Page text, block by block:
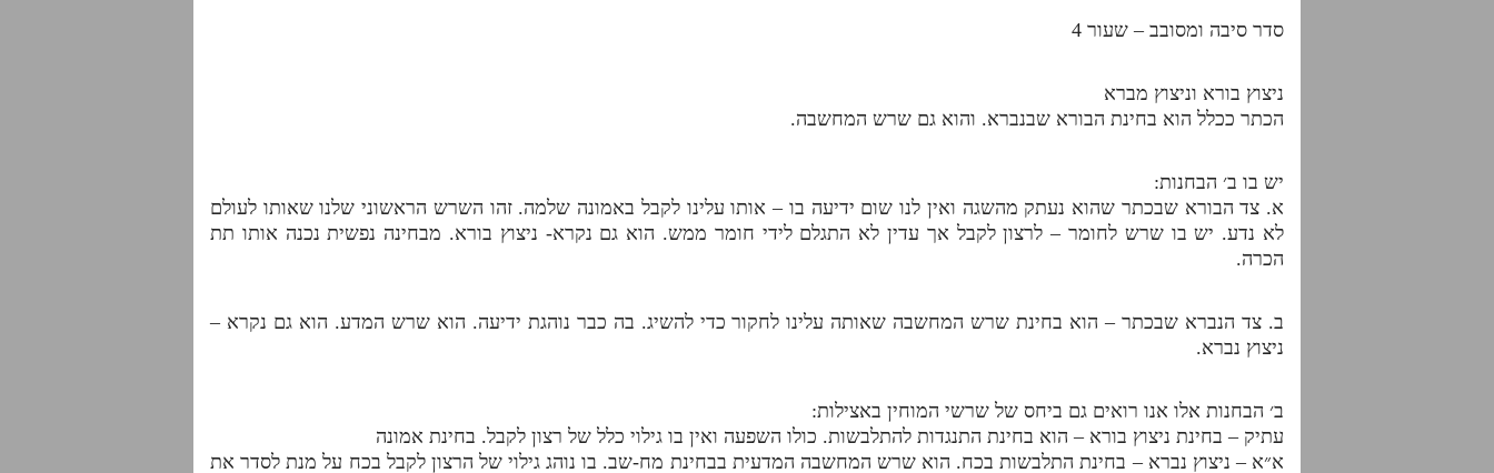
סדר סיבה ומסובב – שעור 4
ניצוץ בורא וניצוץ מברא
הכתר ככלל הוא בחינת הבורא שבנברא. והוא גם שרש המחשבה.
יש בו ב׳ הבחנות:
א. צד הבורא שבכתר שהוא נעתק מהשגה ואין לנו שום ידיעה בו – אותו עלינו לקבל באמונה שלמה. זהו השרש הראשוני שלנו שאותו לעולם
לא נדע. יש בו שרש לחומר – לרצון לקבל אך עדין לא התגלם לידי חומר ממש. הוא גם נקרא- ניצוץ בורא. מבחינה נפשית נכנה אותו תת
הכרה.
ב. צד הנברא שבכתר – הוא בחינת שרש המחשבה שאותה עלינו לחקור כדי להשיג. בה כבר נוהגת ידיעה. הוא שרש המדע. הוא גם נקרא –
ניצוץ נברא.
ב׳ הבחנות אלו אנו רואים גם ביחס של שרשי המוחין באצילות:
עתיק – בחינת ניצוץ בורא – הוא בחינת התנגדות להתלבשות. כולו השפעה ואין בו גילוי כלל של רצון לקבל. בחינת אמונה
א״א – ניצוץ נברא – בחינת התלבשות בכח. הוא שרש המחשבה המדעית בבחינת מח-שב. בו נוהג גילוי של הרצון לקבל בכח על מנת לסדר את